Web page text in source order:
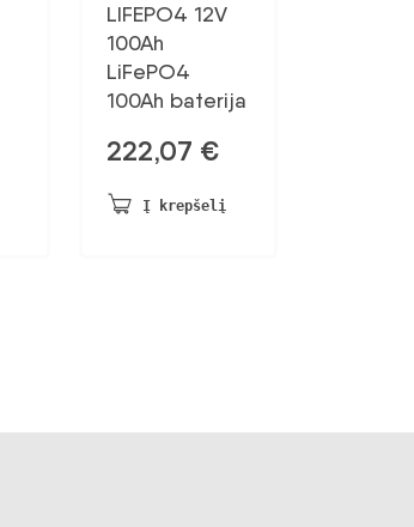
LIFEPO4 12V
100Ah
LiFePO4
100Ah baterija
222,07 €
Į krepšelį